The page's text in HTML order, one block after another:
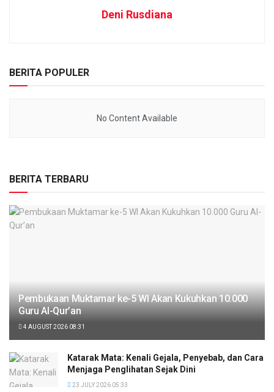
Deni Rusdiana
BERITA POPULER
No Content Available
BERITA TERBARU
Pembukaan Muktamar ke-5 WI Akan Kukuhkan 10.000
Guru Al-Qur’an
4 AUGUST 2026 08:31
Katarak Mata: Kenali Gejala, Penyebab, dan Cara
Menjaga Penglihatan Sejak Dini
23 JULY 2026 05:33